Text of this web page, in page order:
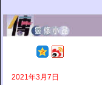
2021年3月7日